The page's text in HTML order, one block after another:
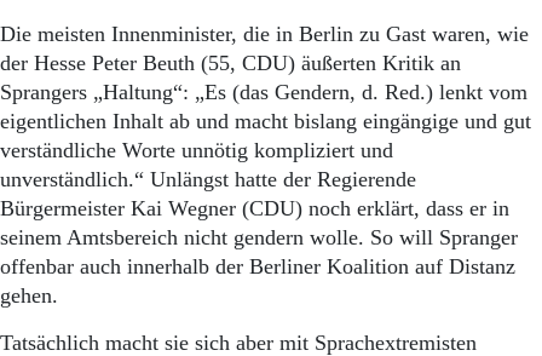
Impressum
Datenschutz
Die meisten Innenminister, die in Berlin zu Gast waren, wie
der Hesse Peter Beuth (55, CDU) äußerten Kritik an
Sprangers „Haltung“: „Es (das Gendern, d. Red.) lenkt vom
eigentlichen Inhalt ab und macht bislang eingängige und gut
verständliche Worte unnötig kompliziert und
unverständlich.“ Unlängst hatte der Regierende
Bürgermeister Kai Wegner (CDU) noch erklärt, dass er in
seinem Amtsbereich nicht gendern wolle. So will Spranger
offenbar auch innerhalb der Berliner Koalition auf Distanz
gehen.
Tatsächlich macht sie sich aber mit Sprachextremisten